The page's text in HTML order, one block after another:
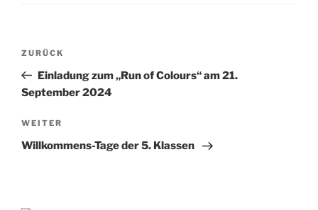
Beitragsnavigation
Vorheriger
Beitrag
ZURÜCK
Einladung zum „Run of Colours“ am 21.
September 2024
Nächster
Beitrag
WEITER
Willkommens-Tage der 5. Klassen